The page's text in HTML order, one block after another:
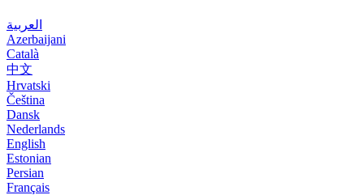
العربية
Azerbaijani
Català
中文
Hrvatski
Čeština
Dansk
Nederlands
English
Estonian
Persian
Français